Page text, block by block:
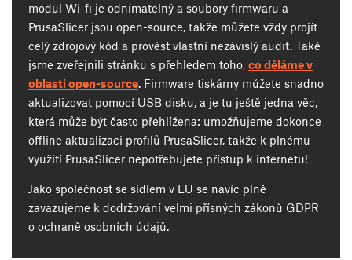
modul Wi-fi je odnímatelný a soubory firmwaru a
PrusaSlicer jsou open-source, takže můžete vždy projít
celý zdrojový kód a provést vlastní nezávislý audit. Také
jsme zveřejnili stránku s přehledem toho, co děláme v
oblasti open-source. Firmware tiskárny můžete snadno
aktualizovat pomocí USB disku, a je tu ještě jedna věc,
která může být často přehlížena: umožňujeme dokonce
offline aktualizaci profilů PrusaSlicer, takže k plnému
využití PrusaSlicer nepotřebujete přístup k internetu!
Jako společnost se sídlem v EU se navíc plně
zavazujeme k dodržování velmi přísných zákonů GDPR
o ochraně osobních údajů.